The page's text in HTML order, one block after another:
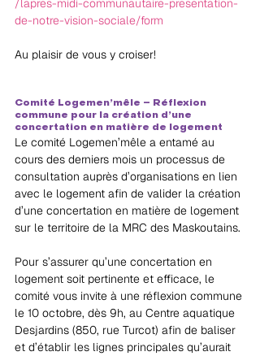
/lapres-midi-communautaire-presentation-
de-notre-vision-sociale/form
Au plaisir de vous y croiser!
Comité Logemen’mêle – Réflexion
commune pour la création d’une
concertation en matière de logement
Le comité Logemen’mêle a entamé au
cours des derniers mois un processus de
consultation auprès d’organisations en lien
avec le logement afin de valider la création
d’une concertation en matière de logement
sur le territoire de la MRC des Maskoutains.
Pour s’assurer qu’une concertation en
logement soit pertinente et efficace, le
comité vous invite à une réflexion commune
le 10 octobre, dès 9h, au Centre aquatique
Desjardins (850, rue Turcot) afin de baliser
et d’établir les lignes principales qu’aurait